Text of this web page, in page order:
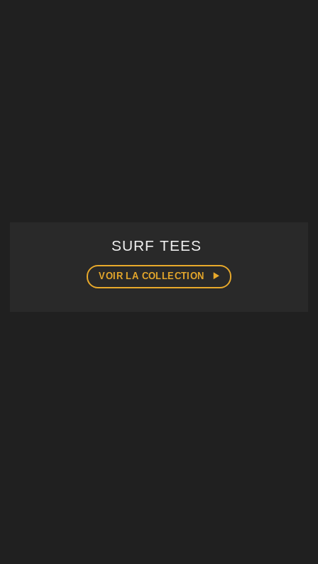
SURF TEES
VOIR LA COLLECTION